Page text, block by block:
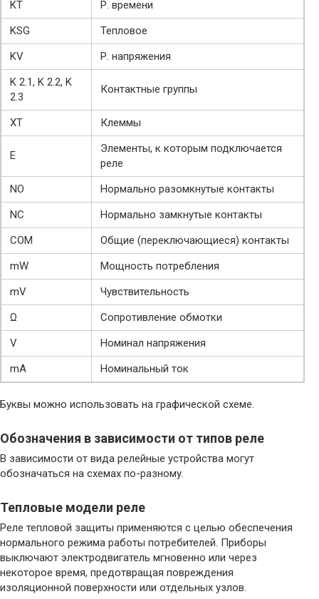
KT
Р. времени
KSG
Тепловое
KV
Р. напряжения
K 2.1, K 2.2, K
2.3
Контактные группы
XT Клеммы
E
Элементы, к которым подключается
реле
NO
Нормально разомкнутые контакты
NC
Нормально замкнутые контакты
COM
Общие (переключающиеся) контакты
mW
Мощность потребления
mV
Чувствительность
Ω
Сопротивление обмотки
V
Номинал напряжения
mA
Номинальный ток
Буквы можно использовать на графической схеме.
Обозначения в зависимости от типов реле
В зависимости от вида релейные устройства могут
обозначаться на схемах по-разному.
Тепловые модели реле
Реле тепловой защиты применяются с целью обеспечения
нормального режима работы потребителей. Приборы
выключают электродвигатель мгновенно или через
некоторое время, предотвращая повреждения
изоляционной поверхности или отдельных узлов.